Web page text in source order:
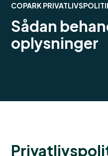
COPARK
Sådan
oplysninger